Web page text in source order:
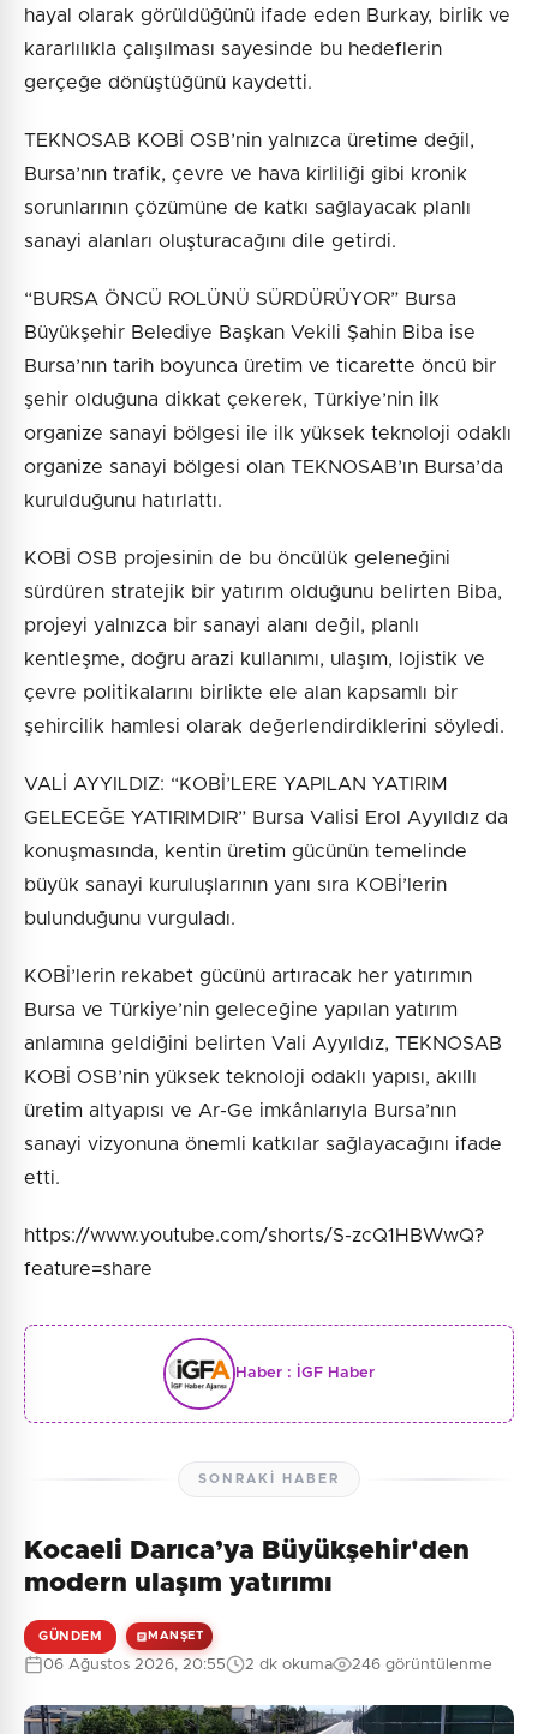
hayal olarak görüldüğünü ifade eden Burkay, birlik ve
kararlılıkla çalışılması sayesinde bu hedeflerin
gerçeğe dönüştüğünü kaydetti.
TEKNOSAB KOBİ OSB’nin yalnızca üretime değil,
Bursa’nın trafik, çevre ve hava kirliliği gibi kronik
sorunlarının çözümüne de katkı sağlayacak planlı
sanayi alanları oluşturacağını dile getirdi.
“BURSA ÖNCÜ ROLÜNÜ SÜRDÜRÜYOR” Bursa
Büyükşehir Belediye Başkan Vekili Şahin Biba ise
Bursa’nın tarih boyunca üretim ve ticarette öncü bir
şehir olduğuna dikkat çekerek, Türkiye’nin ilk
organize sanayi bölgesi ile ilk yüksek teknoloji odaklı
organize sanayi bölgesi olan TEKNOSAB’ın Bursa’da
kurulduğunu hatırlattı.
KOBİ OSB projesinin de bu öncülük geleneğini
sürdüren stratejik bir yatırım olduğunu belirten Biba,
projeyi yalnızca bir sanayi alanı değil, planlı
kentleşme, doğru arazi kullanımı, ulaşım, lojistik ve
çevre politikalarını birlikte ele alan kapsamlı bir
şehircilik hamlesi olarak değerlendirdiklerini söyledi.
VALİ AYYILDIZ: “KOBİ’LERE YAPILAN YATIRIM
GELECEĞE YATIRIMDIR” Bursa Valisi Erol Ayyıldız da
konuşmasında, kentin üretim gücünün temelinde
büyük sanayi kuruluşlarının yanı sıra KOBİ’lerin
bulunduğunu vurguladı.
KOBİ’lerin rekabet gücünü artıracak her yatırımın
Bursa ve Türkiye’nin geleceğine yapılan yatırım
anlamına geldiğini belirten Vali Ayyıldız, TEKNOSAB
KOBİ OSB’nin yüksek teknoloji odaklı yapısı, akıllı
üretim altyapısı ve Ar-Ge imkânlarıyla Bursa’nın
sanayi vizyonuna önemli katkılar sağlayacağını ifade
etti.
https://www.youtube.com/shorts/S-zcQ1HBWwQ?
feature=share
Haber : İGF Haber
SONRAKI HABER
Kocaeli Darıca’ya Büyükşehir'den
modern ulaşım yatırımı
GÜNDEM MANŞET
06 Ağustos 2026, 20:55 2 dk okuma 246 görüntülenme